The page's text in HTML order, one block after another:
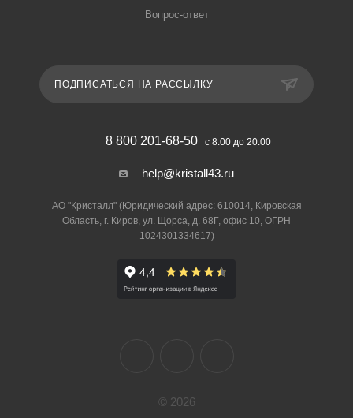
Вопрос-ответ
ПОДПИСАТЬСЯ НА РАССЫЛКУ
8 800 201-68-50 с 8:00 до 20:00
help@kristall43.ru
АО "Кристалл" (Юридический адрес: 610014, Кировская
Область, г. Киров, ул. Щорса, д. 68Г, офис 10, ОГРН
1024301334617)
© 2026